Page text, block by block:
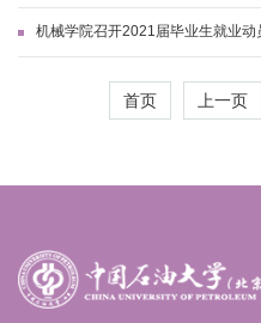
机械学院召开2021届毕业生就业动
首页 上一页